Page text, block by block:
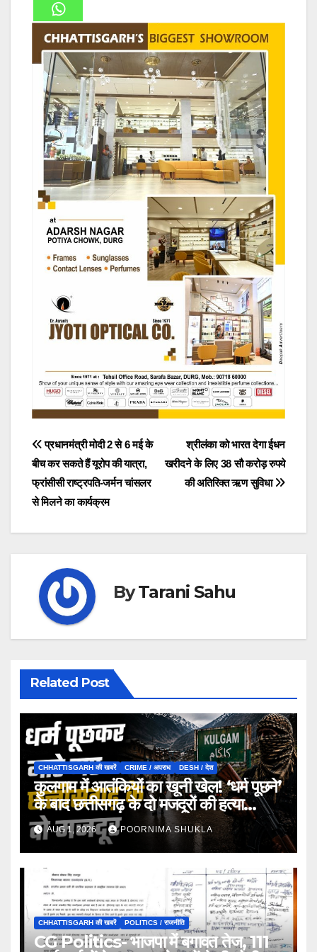
Post
navigation
श्रीलंका को भारत देगा ईधन
खरीदने के लिए 38 सौ करोड़ रुपये
की अतिरिक्त ऋण सुविधा
प्रधानमंत्री मोदी 2 से 6 मई के
बीच कर सकते हैं यूरोप की यात्रा,
फ्रांसीसी राष्ट्रपति-जर्मन चांसलर
से मिलने का कार्यक्रम
ByTarani Sahu
Related Post
CHHATTISGARH की खबरें CRIME / अपराध DESH / देश
कुलगाम में आतंकियों का खूनी खेल! ‘धर्म पूछने’
के बाद छत्तीसगढ़ के दो मजदूरों की हत्या…
AUG 1, 2026 POORNIMA SHUKLA
CHHATTISGARH की खबरें POLITICS / राजनीति
CG Politics- भाजपा में बगावत तेज, 111